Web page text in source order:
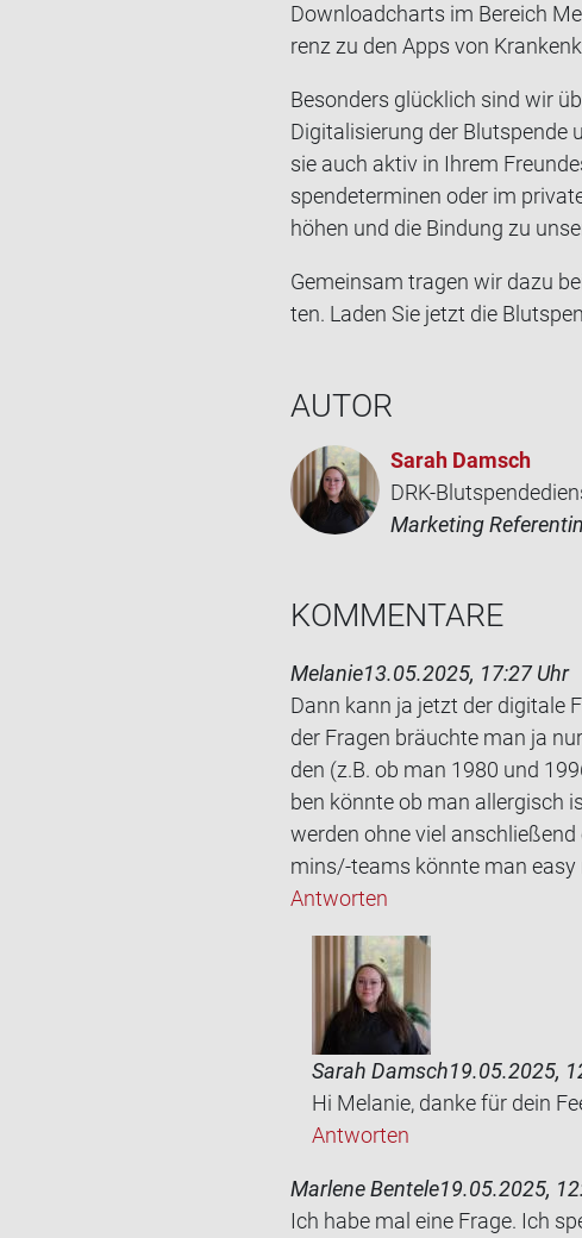
Downloadcharts im Be­reich
renz zu den Apps von
Be­son­ders glück­lich sind wir
Di­gi­ta­li­sie­rung der Blut­spen­de
sie auch aktiv in Ihrem
spen­de­ter­mi­nen oder im
hö­hen und die Bin­dung zu
Ge­mein­sam tra­gen wir dazu
ten. Laden Sie jetzt die
AUTOR
Sarah Damsch
DRK-
Marketing Referentin
KOM­MEN­TA­RE
Melanie13.05.2025, 17:27 Uhr
Dann kann ja jetzt der di­gi­ta­le
der Fra­gen bräuch­te man ja
den (z.B. ob man 1980 und
ben könn­te ob man all­er­gisch
wer­den ohne viel
mins/-​teams könn­te man easy
Antworten
Sarah Damsch19.05.2025,
Hi Melanie, danke für dein
Antworten
Marlene Bentele19.05.2025,
Ich habe mal eine Frage. Ich